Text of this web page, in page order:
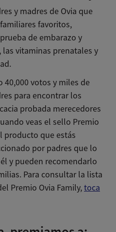
y madres de Ovia que
favoritos,
de embarazo y
vitaminas prenatales y
40,000 votos y miles de
para encontrar los
probada merecedores
veas el sello Premio
producto que estás
por padres que lo
y pueden recomendarlo
Para consultar la lista
Premio Ovia Family,toca